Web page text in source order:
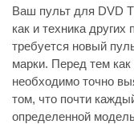
Ваш пульт для DVD
как и техника
требуется новый
марки. Перед тем
необходимо точно
том, что почти
определенной